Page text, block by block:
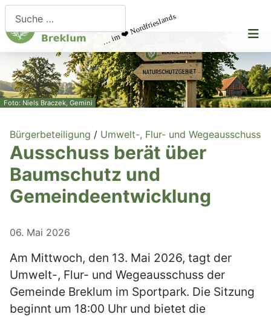
… im ❤️ Nordfrieslands
Foto: Niels Braczek, Gemini
Bürgerbeteiligung / Umwelt-, Flur- und Wegeausschuss
Ausschuss berät über
Baumschutz und
Gemeindeentwicklung
06. Mai 2026
Am Mittwoch, den 13. Mai 2026, tagt der
Umwelt-, Flur- und Wegeausschuss der
Gemeinde Breklum im Sportpark. Die Sitzung
beginnt um 18:00 Uhr und bietet die